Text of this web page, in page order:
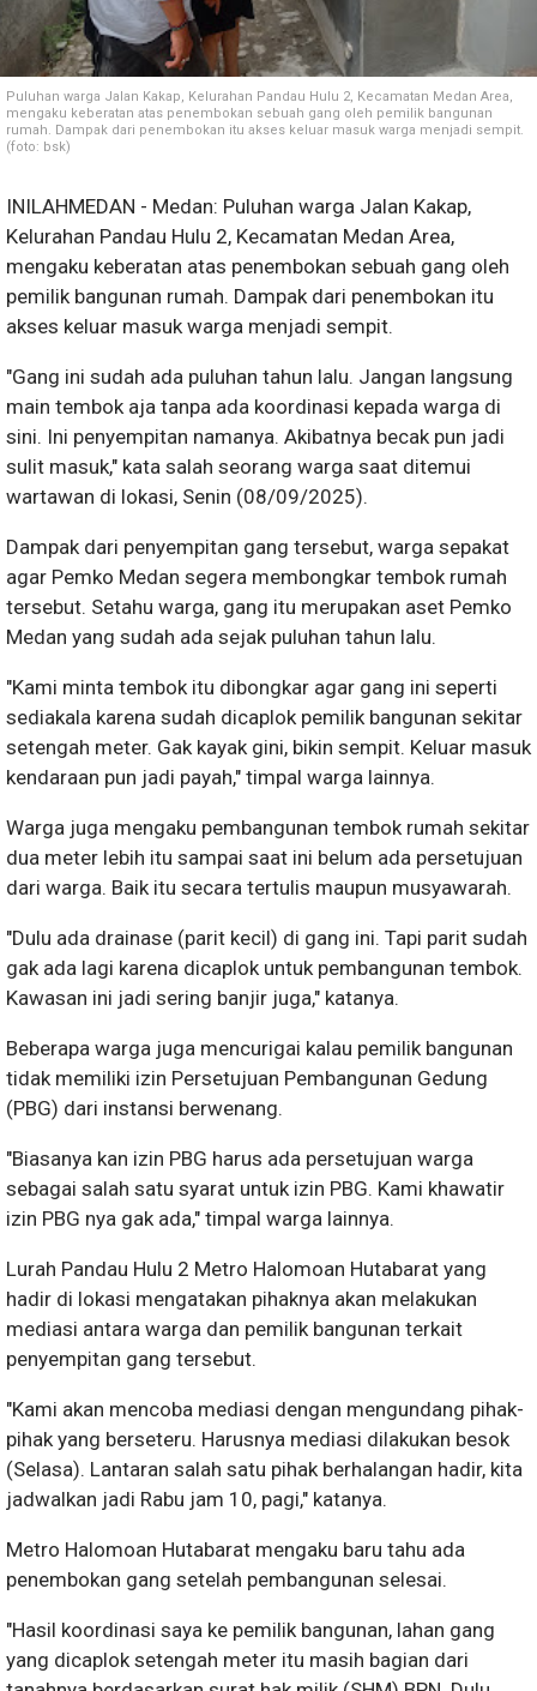
Puluhan warga Jalan Kakap, Kelurahan Pandau Hulu 2, Kecamatan Medan Area,
mengaku keberatan atas penembokan sebuah gang oleh pemilik bangunan
rumah. Dampak dari penembokan itu akses keluar masuk warga menjadi sempit.
(foto: bsk)
INILAHMEDAN - Medan: Puluhan warga Jalan Kakap,
Kelurahan Pandau Hulu 2, Kecamatan Medan Area,
mengaku keberatan atas penembokan sebuah gang oleh
pemilik bangunan rumah. Dampak dari penembokan itu
akses keluar masuk warga menjadi sempit.
"Gang ini sudah ada puluhan tahun lalu. Jangan langsung
main tembok aja tanpa ada koordinasi kepada warga di
sini. Ini penyempitan namanya. Akibatnya becak pun jadi
sulit masuk," kata salah seorang warga saat ditemui
wartawan di lokasi, Senin (08/09/2025).
Dampak dari penyempitan gang tersebut, warga sepakat
agar Pemko Medan segera membongkar tembok rumah
tersebut. Setahu warga, gang itu merupakan aset Pemko
Medan yang sudah ada sejak puluhan tahun lalu.
"Kami minta tembok itu dibongkar agar gang ini seperti
sediakala karena sudah dicaplok pemilik bangunan sekitar
setengah meter. Gak kayak gini, bikin sempit. Keluar masuk
kendaraan pun jadi payah," timpal warga lainnya.
Warga juga mengaku pembangunan tembok rumah sekitar
dua meter lebih itu sampai saat ini belum ada persetujuan
dari warga. Baik itu secara tertulis maupun musyawarah.
"Dulu ada drainase (parit kecil) di gang ini. Tapi parit sudah
gak ada lagi karena dicaplok untuk pembangunan tembok.
Kawasan ini jadi sering banjir juga," katanya.
Beberapa warga juga mencurigai kalau pemilik bangunan
tidak memiliki izin Persetujuan Pembangunan Gedung
(PBG) dari instansi berwenang.
"Biasanya kan izin PBG harus ada persetujuan warga
sebagai salah satu syarat untuk izin PBG. Kami khawatir
izin PBG nya gak ada," timpal warga lainnya.
Lurah Pandau Hulu 2 Metro Halomoan Hutabarat yang
hadir di lokasi mengatakan pihaknya akan melakukan
mediasi antara warga dan pemilik bangunan terkait
penyempitan gang tersebut.
"Kami akan mencoba mediasi dengan mengundang pihak-
pihak yang berseteru. Harusnya mediasi dilakukan besok
(Selasa). Lantaran salah satu pihak berhalangan hadir, kita
jadwalkan jadi Rabu jam 10, pagi," katanya.
Metro Halomoan Hutabarat mengaku baru tahu ada
penembokan gang setelah pembangunan selesai.
"Hasil koordinasi saya ke pemilik bangunan, lahan gang
yang dicaplok setengah meter itu masih bagian dari